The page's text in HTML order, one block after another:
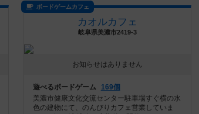
ボードゲームカフェ
カオルカフェ
岐阜県美濃市2419-3
お知らせはありません
遊べるボードゲーム
169個
美濃市健康文化交流センター駐車場すぐ横の水
色の建物にて、のんびりカフェ営業していま